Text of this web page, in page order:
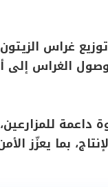
غراس
الغراس إلى
داعمة
بما يعزّز